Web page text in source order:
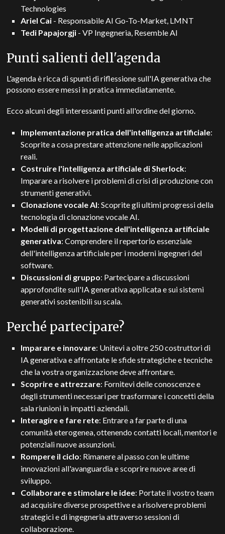
Technologies
Ariel Cai - Responsabile AI Go-To-Market, LMNT
Tedi Papajorgji - VP Ingegneria, Resemble AI
Punti salienti dell'agenda
L'agenda è ricca di spunti di riflessione sull'IA generativa che
possono essere messi in pratica immediatamente.
Ecco alcuni degli interessanti punti all'ordine del giorno.
Implementazione pratica dell'intelligenza artificiale:
Scoprite a cosa prestare attenzione nelle applicazioni
reali.
Costruire l'intelligenza artificiale di Sherlock:
Imparare a risolvere i problemi di crisi di produzione con
strumenti generativi.
Clonazione vocale AI: Scoprite gli ultimi progressi della
tecnologia di clonazione vocale AI.
Modelli di progettazione dell'intelligenza artificiale
generativa: Comprendere il repertorio essenziale
dell'intelligenza artificiale per i moderni ingegneri del
software.
Discussioni di gruppo: Partecipare a discussioni
approfondite sull'IA generativa applicata e sui sistemi
generativi sostenibili su scala.
Perché partecipare?
Imparare e innovare: Unitevi a oltre 250 costruttori di
IA generativa e affrontate le sfide strategiche e tecniche
che la vostra organizzazione deve affrontare.
Scoprire e attrezzare: Fornitevi delle conoscenze e
degli strumenti necessari per trasformare i concetti della
sala riunioni in impatti aziendali.
Interagire e fare rete: Entrare a far parte di una
comunità eterogenea, ottenendo contatti locali, mentori e
potenziali nuove assunzioni.
Rompere il ciclo: Rimanere al passo con le ultime
innovazioni all'avanguardia e scoprire nuove aree di
sviluppo.
Collaborare e stimolare le idee: Portate il vostro team
ad acquisire diverse prospettive e a risolvere problemi
strategici e di ingegneria attraverso sessioni di
collaborazione.